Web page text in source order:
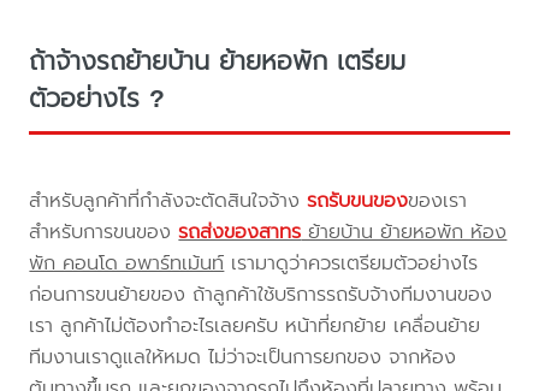
ถ้าจ้างรถย้ายบ้าน ย้ายหอพัก เตรียม
ตัวอย่างไร ?
สำหรับลูกค้าที่กำลังจะตัดสินใจจ้างรถรับขนของของเรา
สำหรับการขนของรถส่งของสาทรย้ายบ้าน ย้ายหอพัก ห้อง
พัก คอนโด อพาร์ทเม้นท์เรามาดูว่าควรเตรียมตัวอย่างไร
ก่อนการขนย้ายของ ถ้าลูกค้าใช้บริการรถรับจ้างทีมงานของ
เรา ลูกค้าไม่ต้องทำอะไรเลยครับ หน้าที่ยกย้าย เคลื่อนย้าย
ทีมงานเราดูแลให้หมด ไม่ว่าจะเป็นการยกของ จากห้อง